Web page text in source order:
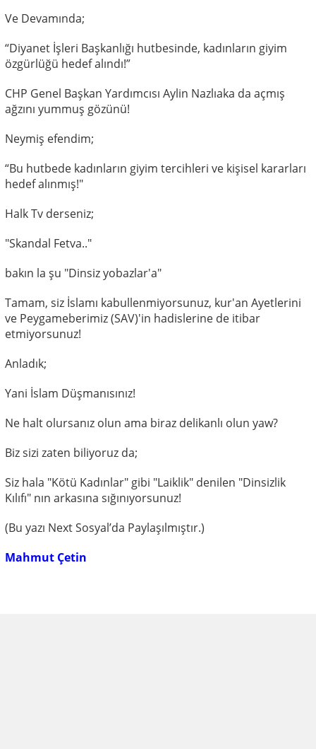
Ve Devamında;
“Diyanet İşleri Başkanlığı hutbesinde, kadınların giyim
özgürlüğü hedef alındı!”
CHP Genel Başkan Yardımcısı Aylin Nazlıaka da açmış
ağzını yummuş gözünü!
Neymiş efendim;
“Bu hutbede kadınların giyim tercihleri ve kişisel kararları
hedef alınmış!"
Halk Tv derseniz;
"Skandal Fetva.."
bakın la şu "Dinsiz yobazlar'a"
Tamam, siz İslamı kabullenmiyorsunuz, kur'an Ayetlerini
ve Peygameberimiz (SAV)'in hadislerine de itibar
etmiyorsunuz!
Anladık;
Yani İslam Düşmanısınız!
Ne halt olursanız olun ama biraz delikanlı olun yaw?
Biz sizi zaten biliyoruz da;
Siz hala "Kötü Kadınlar" gibi "Laiklik" denilen "Dinsizlik
Kılıfı" nın arkasına sığınıyorsunuz!
(Bu yazı Next Sosyal’da Paylaşılmıştır.)
Mahmut Çetin